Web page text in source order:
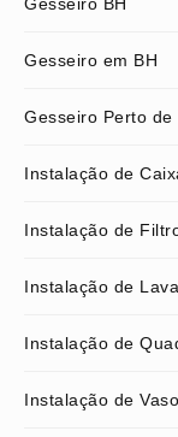
Gesseiro em BH
Gesseiro Perto de
Instalação de
Instalação de
Instalação de
Instalação de
Instalação de